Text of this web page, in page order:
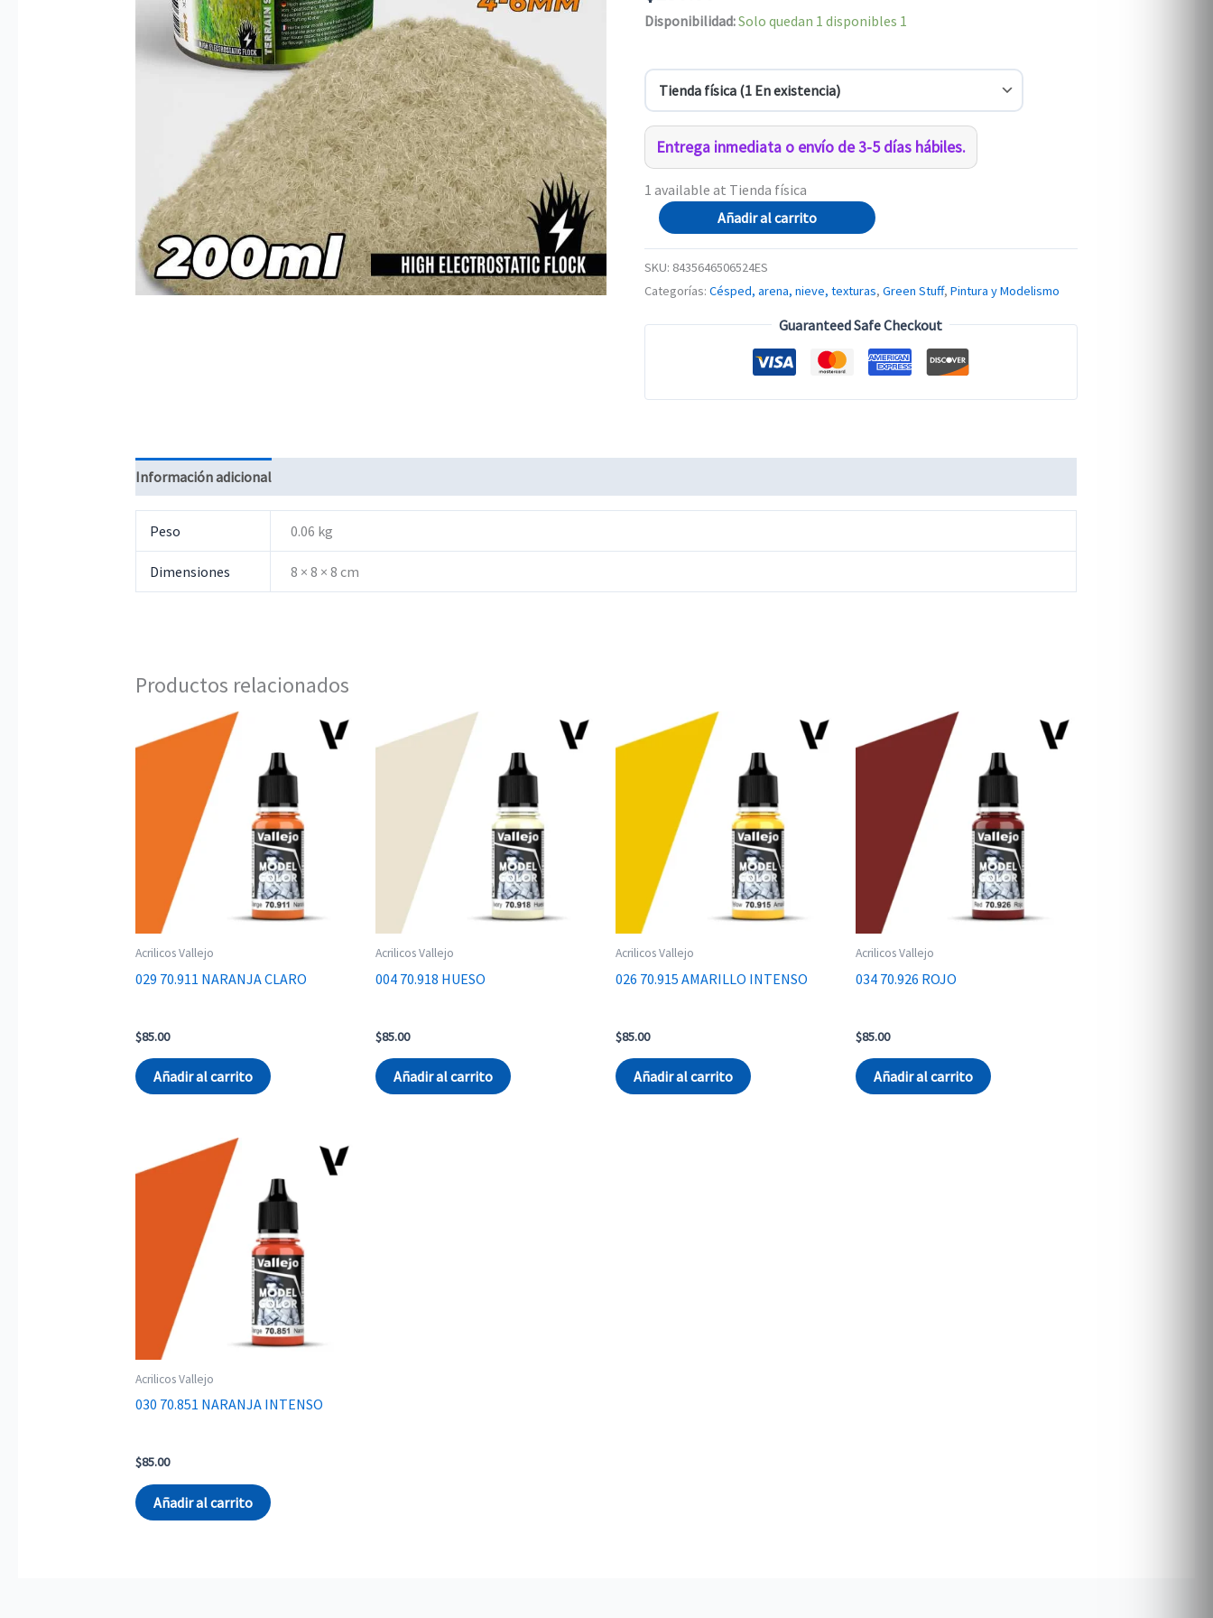
Disponibilidad:Solo quedan 1 disponibles 1
Entrega inmediata o envío de 3-5 días hábiles.
1 available at Tienda física
Cesped
Electrostatico
4-
6mm
HAYFIELD
200ml
Añadir al carrito
SKU: 8435646506524ES
Categorías: Césped, arena, nieve, texturas, Green Stuff, Pintura y Modelismo
Guaranteed Safe Checkout
Información adicional
Peso 0.06 kg
Dimensiones 8 × 8 × 8 cm
Productos relacionados
Acrilicos Vallejo
029 70.911 NARANJA CLARO
$85.00
Añadir al carrito
Acrilicos Vallejo
004 70.918 HUESO
$85.00
Añadir al carrito
Acrilicos Vallejo
026 70.915 AMARILLO INTENSO
$85.00
Añadir al carrito
Acrilicos Vallejo
034 70.926 ROJO
$85.00
Añadir al carrito
Acrilicos Vallejo
030 70.851 NARANJA INTENSO
$85.00
Añadir al carrito